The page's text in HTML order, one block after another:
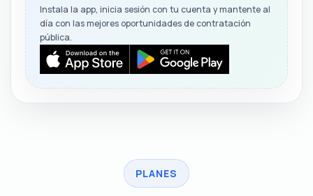
Instala la app, inicia sesión con tu cuenta y mantente al
día con las mejores oportunidades de contratación
pública.
PLANES